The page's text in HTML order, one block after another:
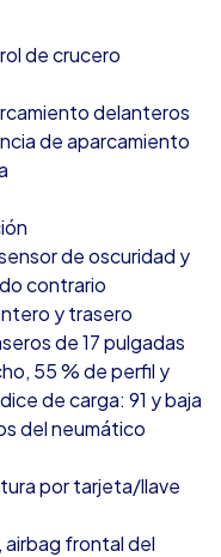
de crucero
delanteros
de aparcamiento
de oscuridad y
contrario
y trasero
de 17 pulgadas
55 % de perfil y
de carga: 91 y baja
del neumático
por tarjeta/llave
frontal del